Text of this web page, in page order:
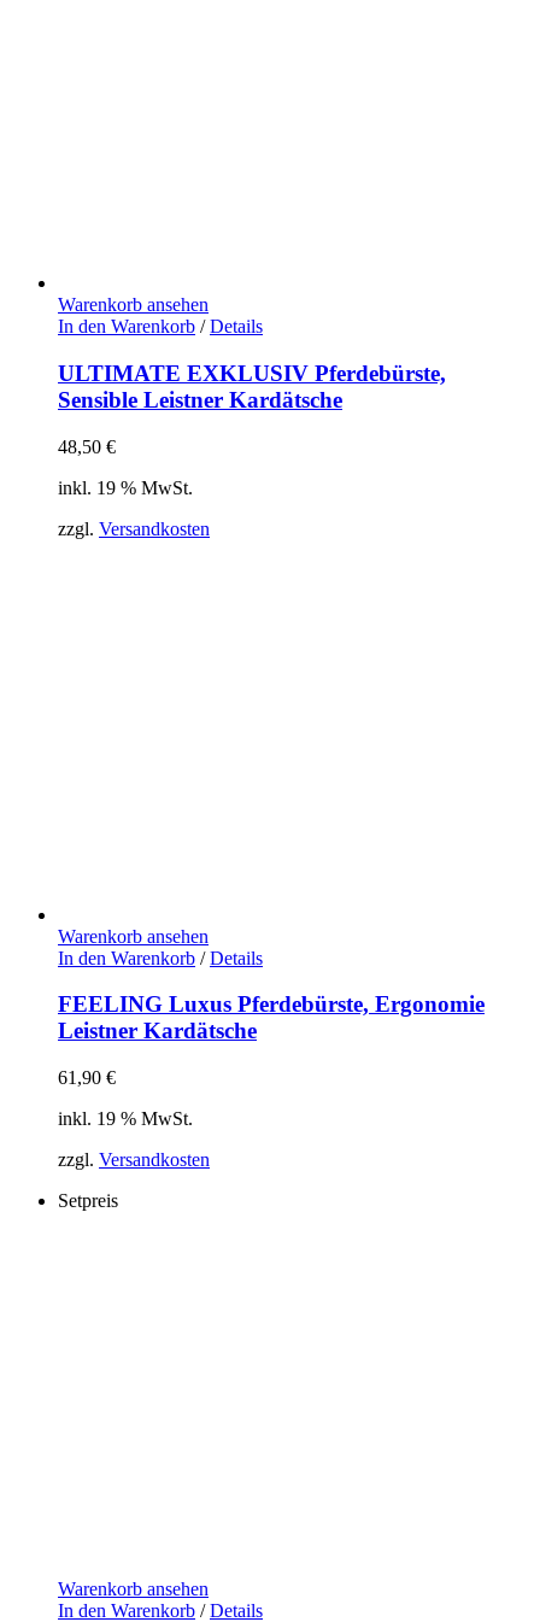
Warenkorb ansehen
In den Warenkorb / Details
ULTIMATE EXKLUSIV Pferdebürste,
Sensible Leistner Kardätsche
48,50 €
inkl. 19 % MwSt.
zzgl. Versandkosten
Warenkorb ansehen
In den Warenkorb / Details
FEELING Luxus Pferdebürste, Ergonomie
Leistner Kardätsche
61,90 €
inkl. 19 % MwSt.
zzgl. Versandkosten
Setpreis
Warenkorb ansehen
In den Warenkorb / Details